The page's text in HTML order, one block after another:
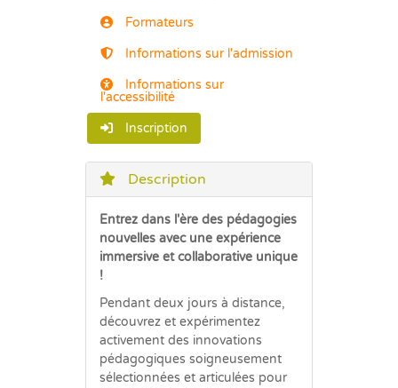
Formateurs
Informations sur l'admission
Informations sur
l'accessibilité
Inscription
Description
Entrez dans l'ère des pédagogies
nouvelles avec une expérience
immersive et collaborative unique
!
Pendant deux jours à distance,
découvrez et expérimentez
activement des innovations
pédagogiques soigneusement
sélectionnées et articulées pour